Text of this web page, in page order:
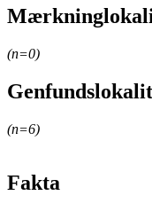
−
(n=0)
−
(n=6)
Fakta